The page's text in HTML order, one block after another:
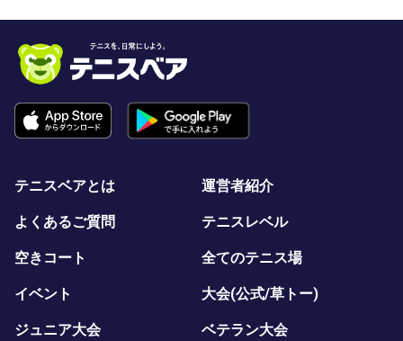
テニスベアとは 運営者紹介
よくあるご質問 テニスレベル
空きコート 全てのテニス場
イベント 大会(公式/草トー)
ジュニア大会 ベテラン大会